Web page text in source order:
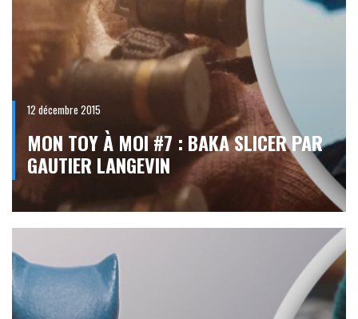
12 décembre 2015
MON TOY À MOI #7 : BAKA SLICER PAR
GAUTIER LANGEVIN